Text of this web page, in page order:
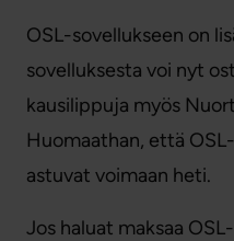
OSL-sovellukseen on
sovelluksesta voi nyt
kausilippuja myös
Huomaathan, että
astuvat voimaan heti.
Jos haluat maksaa